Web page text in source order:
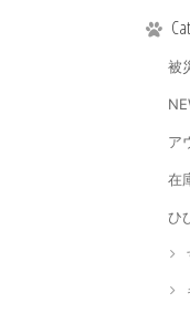
被
ア
在
ひ